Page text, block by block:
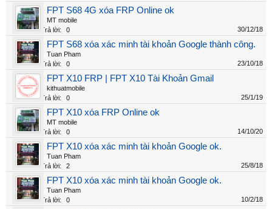
FPT S68 4G xóa FRP Online ok
MT mobile
Trả lời:
0 30/12/18
FPT S68 xóa xác minh tài khoản Google thành công.
Tuan Pham
Trả lời:
0 23/10/18
FPT X10 FRP | FPT X10 Tài Khoản Gmail
kithuatmobile
Trả lời:
0 25/1/19
FPT X10 xóa FRP Online ok
MT mobile
Trả lời:
0 14/10/20
FPT X10 xóa xác minh tài khoản Google ok.
Tuan Pham
Trả lời:
2 25/8/18
FPT X10 xóa xác minh tài khoản Google ok.
Tuan Pham
Trả lời:
0 10/2/18